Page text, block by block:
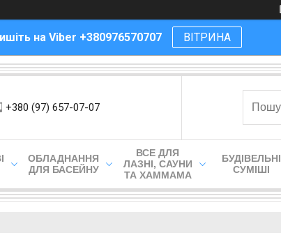
на Viber +380976570707 ВІТРИНА
+380 (97) 657-07-07
ОБЛАДНАННЯ
ДЛЯ БАСЕЙНУ
ВСЕ ДЛЯ
ЛАЗНІ, САУНИ
ТА ХАММАМА
БУДІВЕЛЬНІ
СУМІШІ